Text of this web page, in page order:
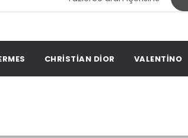
CHRISTIAN DIOR VALENTINO